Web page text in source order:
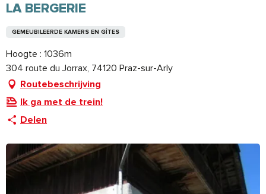
LA BERGERIE
GEMEUBILEERDE KAMERS EN GÎTES
Hoogte : 1036m
304 route du Jorrax, 74120 Praz-sur-Arly
Routebeschrijving
Ik ga met de trein!
Delen